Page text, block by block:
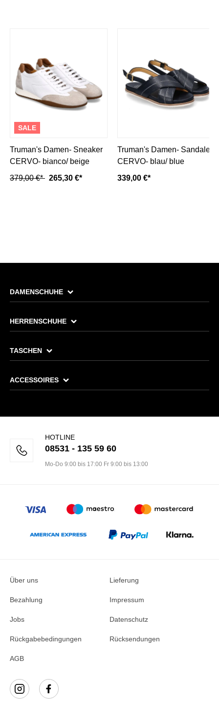
SALE
Truman's Damen- Sneaker
CERVO- bianco/ beige
379,00 €* 265,30 €*
Truman's Damen- Sandale
CERVO- blau/ blue
339,00 €*
DAMENSCHUHE
HERRENSCHUHE
TASCHEN
ACCESSOIRES
HOTLINE
08531 - 135 59 60
Mo-Do 9:00 bis 17:00 Fr 9:00 bis 13:00
Über uns Lieferung
Bezahlung Impressum
Jobs Datenschutz
Rückgabebedingungen Rücksendungen
AGB